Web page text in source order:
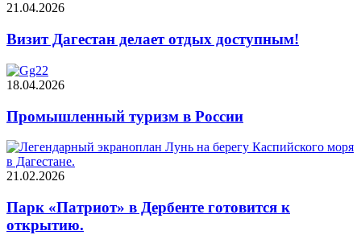
21.04.2026
Визит Дагестан делает отдых доступным!
18.04.2026
Промышленный туризм в России
21.02.2026
Парк «Патриот» в Дербенте готовится к
открытию.